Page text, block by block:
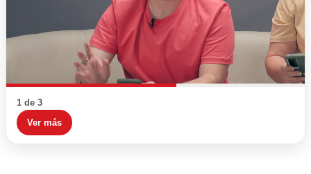
1 de 3
Ver más